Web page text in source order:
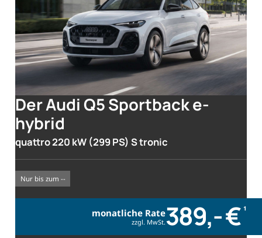
Der Audi Q5 Sportback e-
hybrid
quattro 220 kW (299 PS) S tronic
nur bis zum --
monatliche Rate
zzgl. MwSt.389,- € 1